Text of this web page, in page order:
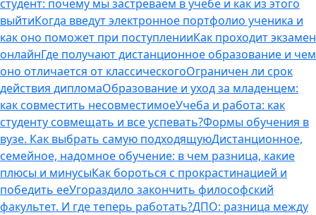
студент: почему мы застреваем в учебе и как из этого
выйтиКогда введут электронное портфолио ученика и
как оно поможет при поступленииКак проходит экзамен
онлайнГде получают дистанционное образование и чем
оно отличается от классическогоОграничен ли срок
действия дипломаОбразование и уход за младенцем:
как совместить несовместимоеУчеба и работа: как
студенту совмещать и все успевать?Формы обучения в
вузе. Как выбрать самую подходящуюДистанционное,
семейное, надомное обучение: в чем разница, какие
плюсы и минусыКак бороться с прокрастинацией и
победить ееУгораздило закончить философский
факультет. И где теперь работать?ДПО: разница между